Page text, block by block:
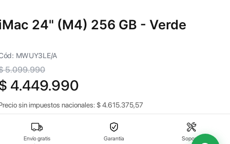
24" (M4) 256 GB - Verde
MWUY3LE/A
5.099.990
4.449.990
sin impuestos nacionales: $4.615.375,57
Envío gratis
Garantía
Soporte